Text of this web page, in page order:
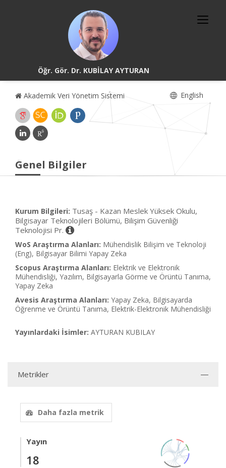
Öğr. Gör. Dr. KUBİLAY AYTURAN
Akademik Veri Yönetim Sistemi English
Genel Bilgiler
Kurum Bilgileri: Tusaş - Kazan Meslek Yüksek Okulu,
Bilgisayar Teknolojileri Bölümü, Bilişim Güvenliği
Teknolojisi Pr.
WoS Araştırma Alanları: Mühendislik Bilişim ve Teknoloji
(Eng), Bilgisayar Bilimi Yapay Zeka
Scopus Araştırma Alanları: Elektrik ve Elektronik
Mühendisliği, Yazılım, Bilgisayarla Görme ve Örüntü Tanıma,
Yapay Zeka
Avesis Araştırma Alanları: Yapay Zeka, Bilgisayarda
Öğrenme ve Örüntü Tanıma, Elektrik-Elektronik Mühendisliği
Yayınlardaki İsimler: AYTURAN KUBILAY
Metrikler
Daha fazla metrik
Yayın
18